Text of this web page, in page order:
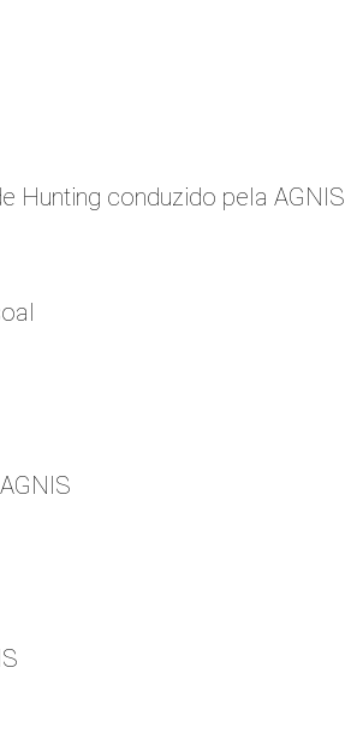
Hunting conduzido pela AGNIS